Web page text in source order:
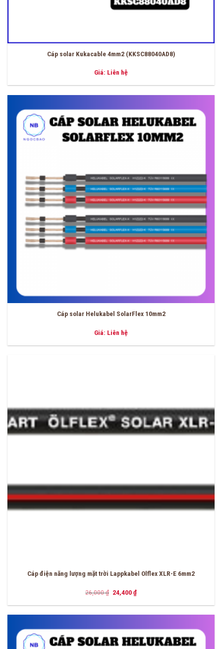
Cáp solar Kukacable 4mm2 (KKSC88040AD8)
Giá: Liên hệ
Cáp solar Helukabel SolarFlex 10mm2
Giá: Liên hệ
Cáp điện năng lượng mặt trời Lappkabel Olflex XLR-E 6mm2
26,000₫ Giá
gốc
là:
24,400₫Giá
tại